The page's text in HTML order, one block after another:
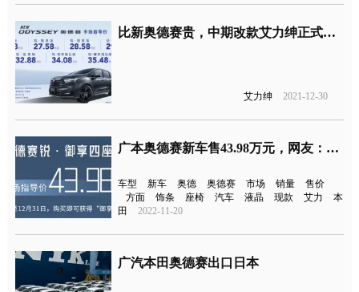
比新奥德赛贵，中期改款艾力绅正式上市
艾力绅 2021-12-30
广本奥德赛新车售43.98万元，网友：太贵了
车型 新车 奥德 奥德赛 市场 销量
售价
方面
饰条 座椅 汽车 液晶 现款 艾力
本
田
2022-11-20
广汽本田奥德赛出口日本